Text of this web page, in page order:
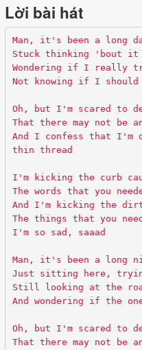
Lời bài hát
Man, it's been a long
Stuck thinking 'bout it
Wondering if I really
Not knowing if I
Oh, but I'm scared to
That there may not be
And I confess that I'm
thin thread
I'm kicking the curb
The words that you
And I'm kicking the dirt
The things that you
I'm so sad, saaad
Man, it's been a long
Just sitting here,
Still looking at the
And wondering if the
Oh, but I'm scared to
That there may not be